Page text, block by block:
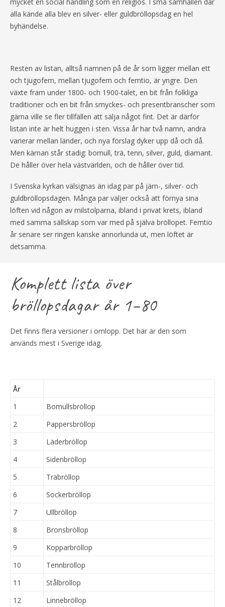
alla kände alla blev en silver- eller guldbröllopsdag en hel
byhändelse.
Resten av listan, alltså namnen på de år som ligger mellan ett
och tjugofem, mellan tjugofem och femtio, är yngre. Den
växte fram under 1800- och 1900-talet, en bit från folkliga
traditioner och en bit från smyckes- och presentbranscher som
gärna ville se fler tillfällen att sälja något fint. Det är därför
listan inte är helt huggen i sten. Vissa år har två namn, andra
varierar mellan länder, och nya förslag dyker upp då och då.
Men kärnan står stadig: bomull, trä, tenn, silver, guld, diamant.
De håller över hela västvärlden, och de håller över tid.
I Svenska kyrkan välsignas än idag par på järn-, silver- och
guldbröllopsdagen. Många par väljer också att förnya sina
löften vid någon av milstolparna, ibland i privat krets, ibland
med samma sällskap som var med på själva bröllopet. Femtio
år senare ser ringen kanske annorlunda ut, men löftet är
detsamma.
Komplett lista över
bröllopsdagar år 1–80
Det finns flera versioner i omlopp. Det här är den som
används mest i Sverige idag.
År
1
Bomullsbröllop
2
Pappersbröllop
3
Läderbröllop
4
Sidenbröllop
5
Träbröllop
6
Sockerbröllop
7
Ullbröllop
8
Bronsbröllop
9
Kopparbröllop
10
Tennbröllop
11
Stålbröllop
12
Linnebröllop